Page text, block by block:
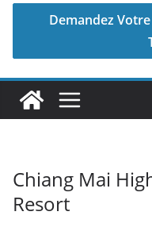
Demandez
Chiang Mai
Resort